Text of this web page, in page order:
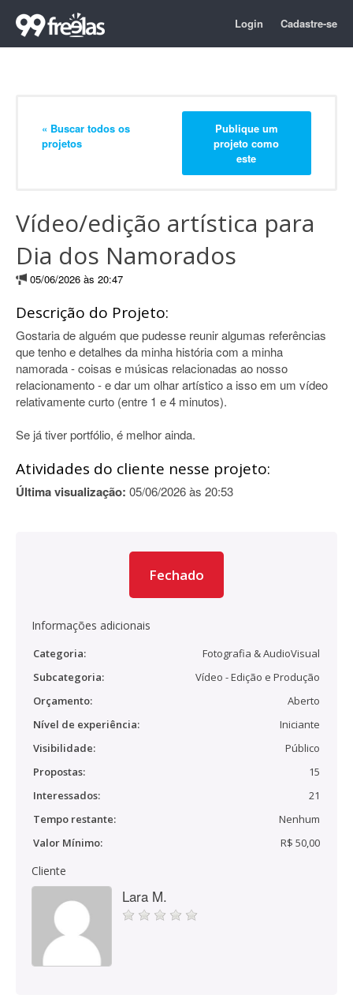
Login Cadastre-se
« Buscar todos os
projetos
Publique um
projeto como
este
Vídeo/edição artística para
Dia dos Namorados
05/06/2026 às 20:47
Descrição do Projeto:
Gostaria de alguém que pudesse reunir algumas referências
que tenho e detalhes da minha história com a minha
namorada - coisas e músicas relacionadas ao nosso
relacionamento - e dar um olhar artístico a isso em um vídeo
relativamente curto (entre 1 e 4 minutos).
Se já tiver portfólio, é melhor ainda.
Atividades do cliente nesse projeto:
Última visualização: 05/06/2026 às 20:53
Fechado
Informações adicionais
Categoria:
Fotografia & AudioVisual
Subcategoria:
Vídeo - Edição e Produção
Orçamento:
Aberto
Nível de experiência:
Iniciante
Visibilidade:
Público
Propostas:
15
Interessados:
21
Tempo restante:
Nenhum
Valor Mínimo:
R$ 50,00
Cliente
Lara M.